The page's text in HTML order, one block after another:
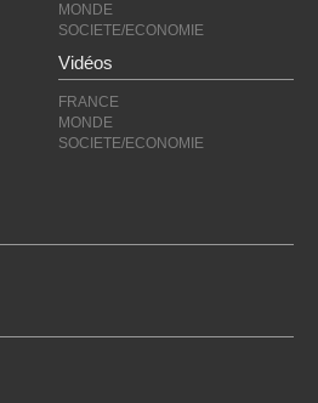
MONDE
SOCIETE/ECONOMIE
Vidéos
FRANCE
MONDE
SOCIETE/ECONOMIE